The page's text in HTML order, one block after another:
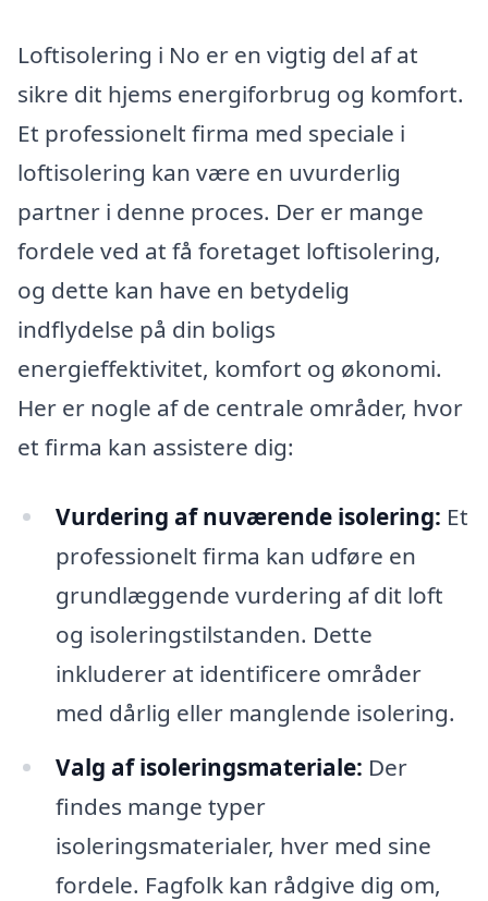
Loftisolering i No er en vigtig del af at
sikre dit hjems energiforbrug og komfort.
Et professionelt firma med speciale i
loftisolering kan være en uvurderlig
partner i denne proces. Der er mange
fordele ved at få foretaget loftisolering,
og dette kan have en betydelig
indflydelse på din boligs
energieffektivitet, komfort og økonomi.
Her er nogle af de centrale områder, hvor
et firma kan assistere dig:
Vurdering af nuværende isolering: Et
professionelt firma kan udføre en
grundlæggende vurdering af dit loft
og isoleringstilstanden. Dette
inkluderer at identificere områder
med dårlig eller manglende isolering.
Valg af isoleringsmateriale: Der
findes mange typer
isoleringsmaterialer, hver med sine
fordele. Fagfolk kan rådgive dig om,